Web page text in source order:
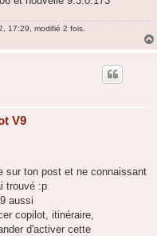
17:29, modifié 2 fois.
V9
sur ton post et ne connaissant
trouvé :p
aussi
copilot, itinéraire,
d'activer cette